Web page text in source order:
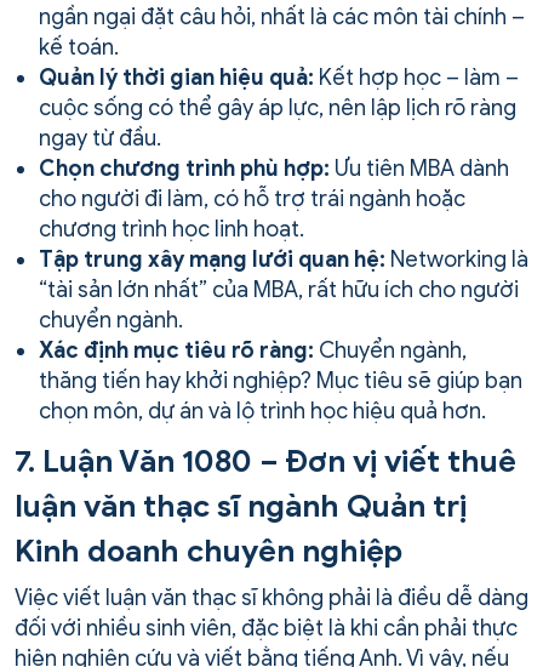
ngần ngại đặt câu hỏi, nhất là các môn tài chính –
kế toán.
Quản lý thời gian hiệu quả: Kết hợp học – làm –
cuộc sống có thể gây áp lực, nên lập lịch rõ ràng
ngay từ đầu.
Chọn chương trình phù hợp: Ưu tiên MBA dành
cho người đi làm, có hỗ trợ trái ngành hoặc
chương trình học linh hoạt.
Tập trung xây mạng lưới quan hệ: Networking là
“tài sản lớn nhất” của MBA, rất hữu ích cho người
chuyển ngành.
Xác định mục tiêu rõ ràng: Chuyển ngành,
thăng tiến hay khởi nghiệp? Mục tiêu sẽ giúp bạn
chọn môn, dự án và lộ trình học hiệu quả hơn.
7. Luận Văn 1080 – Đơn vị viết thuê
luận văn thạc sĩ ngành Quản trị
Kinh doanh chuyên nghiệp
Việc viết luận văn thạc sĩ không phải là điều dễ dàng
đối với nhiều sinh viên, đặc biệt là khi cần phải thực
hiện nghiên cứu và viết bằng tiếng Anh. Vì vậy, nếu